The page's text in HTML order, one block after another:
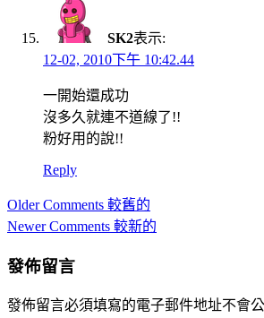
SK2表示:
12-02, 2010下午 10:42.44
一開始還成功
沒多久就連不道線了!!
粉好用的說!!
Reply
Comment
navigation
Older Comments 較舊的
Newer Comments 較新的
發佈留言
發佈留言必須填寫的電子郵件地址不會公